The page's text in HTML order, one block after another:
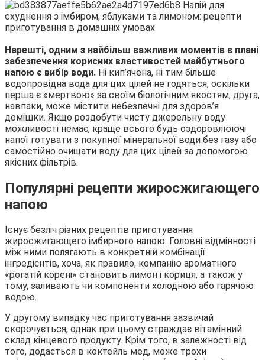
Нарешті, одним з найбільш важливих моментів в плані
забезпечення корисних властивостей майбутнього
напою є вибір води. Ні кип’ячена, ні тим більше
водопровідна вода для цих цілей не годяться, оскільки
перша є «мертвою» за своїм біологічним якостям, друга,
навпаки, може містити небезпечні для здоров’я
домішки. Якщо роздобути чисту джерельну воду
можливості немає, краще всього будь оздоровлюючі
напої готувати з покупної мінеральної води без газу або
самостійно очищати воду для цих цілей за допомогою
якісних фільтрів.
Популярні рецепти жиросжигающего
напою
Існує безліч різних рецептів приготування
жиросжигающего імбирного напою. Головні відмінності
між ними полягають в конкретній комбінації
інгредієнтів, хоча, як правило, компанію ароматного
«рогатій корені» становить лимон і кориця, а також у
тому, заливають чи компоненти холодною або гарячою
водою.
У другому випадку час приготування зазвичай
скорочується, однак при цьому страждає вітамінний
склад кінцевого продукту. Крім того, в залежності від
того, додається в коктейль мед, може трохи